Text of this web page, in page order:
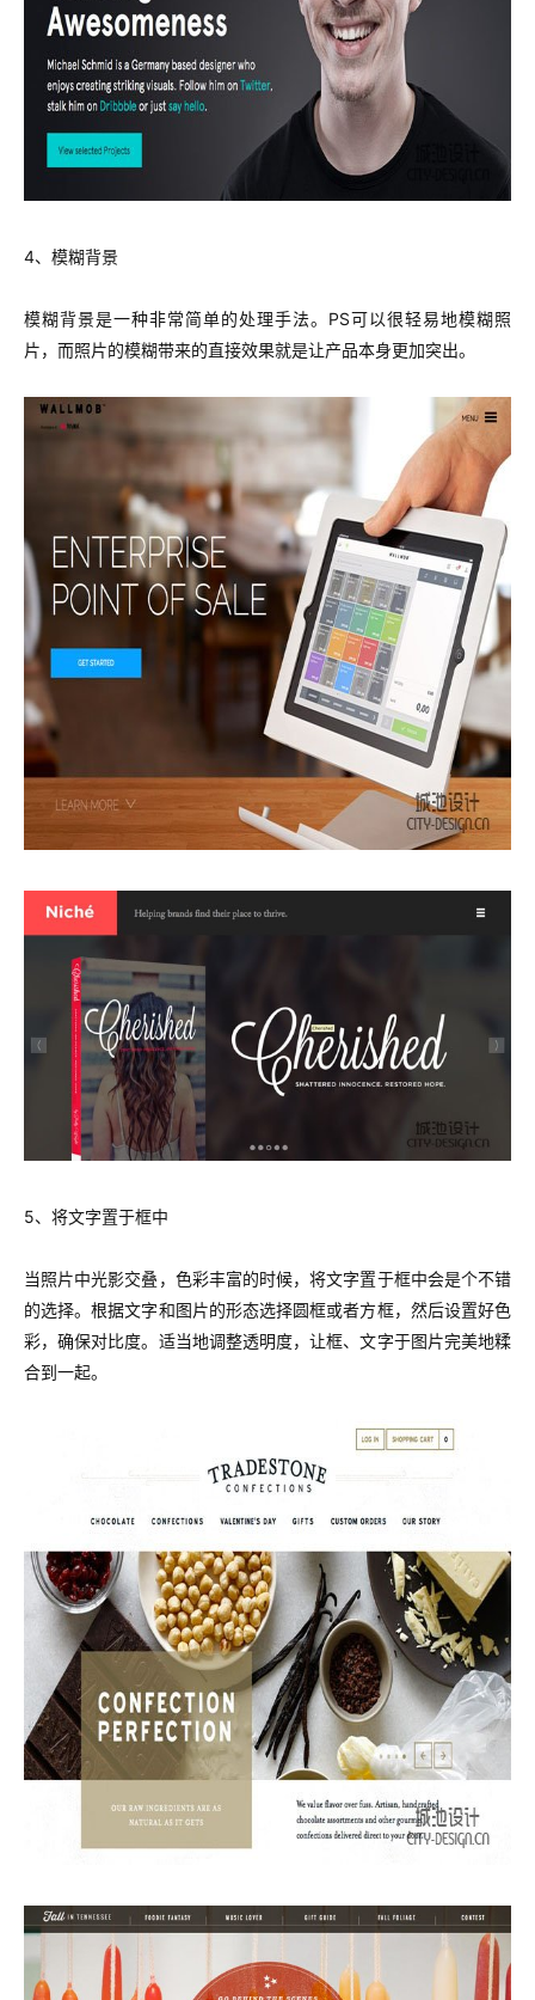
4、模糊背景
模糊背景是一种非常简单的处理手法。PS可以很轻易地模糊照
片，而照片的模糊带来的直接效果就是让产品本身更加突出。
5、将文字置于框中
当照片中光影交叠，色彩丰富的时候，将文字置于框中会是个不错
的选择。根据文字和图片的形态选择圆框或者方框，然后设置好色
彩，确保对比度。适当地调整透明度，让框、文字于图片完美地糅
合到一起。